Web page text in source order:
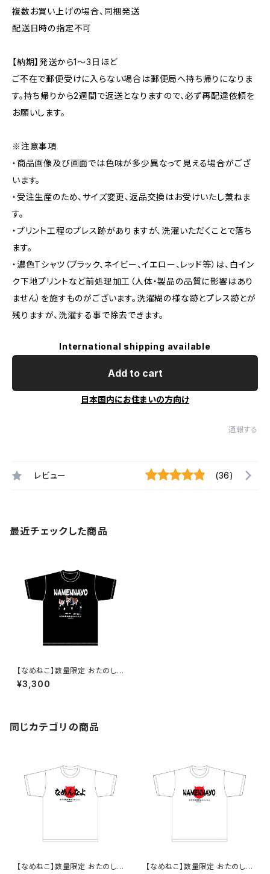
複数お買い上げの場合、同梱発送
配送日時の指定不可
【納期】発送から1〜3日ほど
ご不在で郵便受けに入らない場合は郵便局へ持ち帰りになりま
す。持ち帰りから2週間で返送となりますので、必ず再配達依頼を
お願いします。
※注意事項
・商品画像及び画面では色味が多少異なって見える場合がござ
います。
・受注生産のため、サイズ変更、返品交換はお受けいたし兼ねま
す。
・プリント工程のプレス跡がありますが、洗濯いただくことで落ち
ます。
・濃色Tシャツ（ブラック、ネイビー、イエロー、レッド等）は、白イン
ク下地プリントなど前処理加工（人体・製品の品質に影響はあり
ません）を施すものがございます。洗濯糊の様な跡とプレス跡とが
残りますが、洗濯する事で除去できます。
International shipping available
Add to cart
日本国内にお住まいの方向け
通報する
レビュー (36)
最近チェックした商品
【なめねこ】数量限定 おたのし
み企画！なくなり次第終了 な
めねこ（なめんなよ）Tシャツ （B
¥3,300
同じカテゴリの商品
【なめねこ】数量限定 おたのし
【なめねこ】数量限定 おたのし